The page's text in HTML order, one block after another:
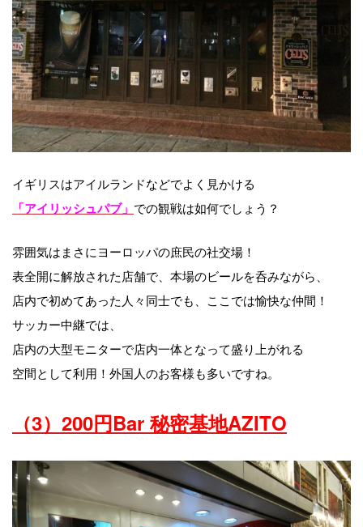
イギリスはアイルランドなどでよく見かける
「アイリッシュパブ」 での観戦は如何でしょう？
雰囲気はまさにヨーロッパの庶民の社交場！
表全開に解放された店舗で、本場のビールを呑みながら、
店内で初めてあった人々同士でも、ここでは愉快な仲間！
サッカー中継では、
店内の大型モニターで店内一体となって盛り上がれる
空間として利用！外国人のお客様も多いですね。
（3）200円Bar 秘密基地AZITO